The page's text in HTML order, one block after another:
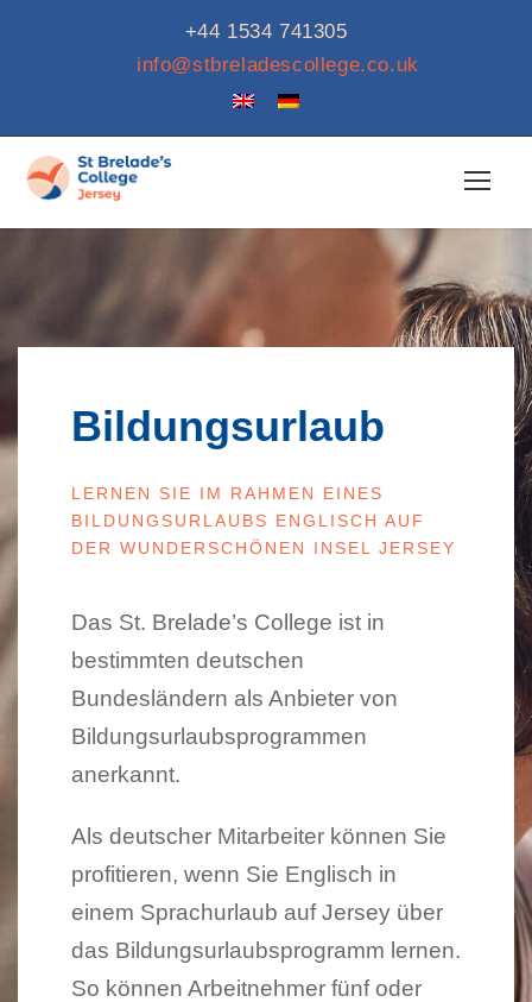
+44 1534 741305
info@stbreladescollege.co.uk
Bildungsurlaub
LERNEN SIE IM RAHMEN EINES
BILDUNGSURLAUBS ENGLISCH AUF
DER WUNDERSCHÖNEN INSEL JERSEY
Das St. Brelade’s College ist in
bestimmten deutschen
Bundesländern als Anbieter von
Bildungsurlaubsprogrammen
anerkannt.
Als deutscher Mitarbeiter können Sie
profitieren, wenn Sie Englisch in
einem Sprachurlaub auf Jersey über
das Bildungsurlaubsprogramm lernen.
So können Arbeitnehmer fünf oder